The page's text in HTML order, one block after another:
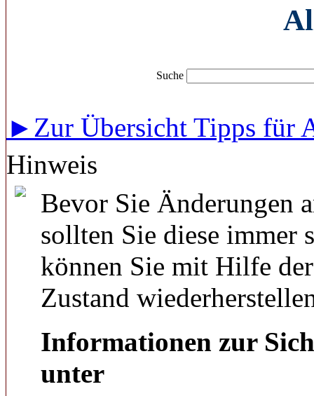
Suche
►Zur Übersicht Tipps für
Hinweis
Bevor Sie Änderungen
sollten Sie diese immer
können Sie mit Hilfe
Zustand
Informationen zur
unter